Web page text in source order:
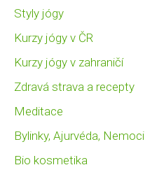
Styly jógy
Kurzy jógy v ČR
Kurzy jógy v zahraničí
Zdravá strava a recepty
Meditace
Bylinky, Ajurvéda, Nemoci
Bio kosmetika